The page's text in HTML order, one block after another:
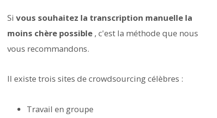
Si vous souhaitez la transcription manuelle la
moins chère possible , c'est la méthode que nous
vous recommandons.
Il existe trois sites de crowdsourcing célèbres :
Travail en groupe